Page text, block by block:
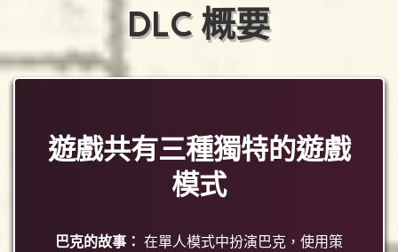
DLC 概要
遊戲共有三種獨特的遊戲
模式
巴克的故事： 在單人模式中扮演巴克，使用策